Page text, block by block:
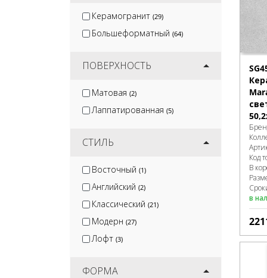
Керамогранит (29)
Большеформатный (64)
ПОВЕРХНОСТЬ
Матовая (2)
Лаппатированная (5)
СТИЛЬ
Восточный (1)
Английский (2)
Классический (21)
Модерн (27)
Лофт (3)
ФОРМА
Код
В
в